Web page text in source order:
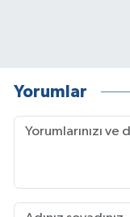
Yorumlar